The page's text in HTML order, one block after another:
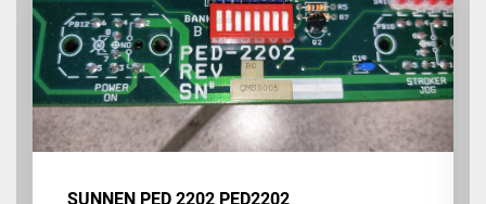
SUNNEN PED 2202 PED2202